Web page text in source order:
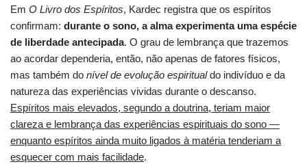
Em O Livro dos Espíritos, Kardec registra que os espíritos
confirmam: durante o sono, a alma experimenta uma espécie
de liberdade antecipada. O grau de lembrança que trazemos
ao acordar dependeria, então, não apenas de fatores físicos,
mas também do nível de evolução espiritualdo indivíduo e da
natureza das experiências vividas durante o descanso.
Espíritos mais elevados, segundo a doutrina, teriam maior
clareza e lembrança das experiências espirituais do sono —
enquanto espíritos ainda muito ligados à matéria tenderiam a
esquecer com mais facilidade.